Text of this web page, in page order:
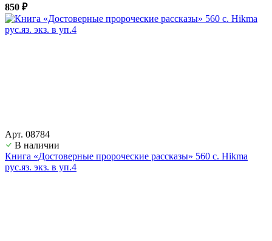
850 ₽
Арт. 08784
В наличии
Книга «Достоверные пророческие рассказы» 560 с. Hikma
рус.яз. экз. в уп.4